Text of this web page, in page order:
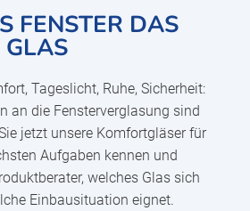
FENSTER DAS
GLAS
Tageslicht, Ruhe, Sicherheit:
an die Fensterverglasung sind
jetzt unsere Komfortgläser für
Aufgaben kennen und
welches Glas sich
Einbausituation eignet.